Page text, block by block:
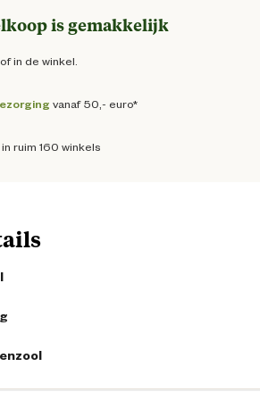
is gemakkelijk
in de winkel.
vanaf 50,- euro*
in ruim 160 winkels